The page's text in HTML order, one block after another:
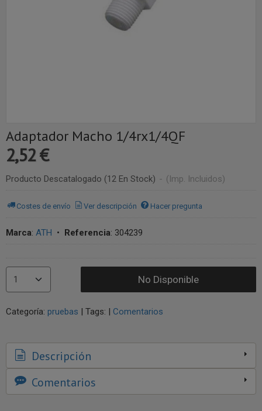
Adaptador Macho 1/4rx1/4QF
2,52 €
Producto Descatalogado (12 En Stock) - (Imp. Incluidos)
Costes de envío Ver descripción Hacer pregunta
Marca: ATH • Referencia: 304239
No Disponible
Categoría: pruebas | Tags: | Comentarios
Descripción
Comentarios